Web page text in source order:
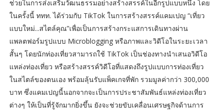
ช่วยในการส่งเสริมวัฒนธรรมอย่างสร้างสรรค์ในอีกรูปแบบหนึ่ง โดย
ในครั้งนี้ ททท. ได้ร่วมกับ TikTok ในการสร้างสรรค์แคมเปญ “เที่ยว
แบบใหม่...สไตล์คุณ”เพื่อเป็นการสร้างกระแสการเดินทางผ่าน
แพลตฟอร์มรูปแบบ Microblogging หรือภาพและวิดีโอในระยะเวลา
สั้นๆ โดยนักท่องเที่ยวสามารถใช้ TikTok เป็นช่องทางนำเสนอวิดีโอ
แหล่งท่องเที่ยว หรือสร้างสรรค์วิดีโอที่แสดงถึงรูปแบบการท่องเที่ยว
ในสไตล์ของตนเอง พร้อมลุ้นรับแพ็คเกจที่พัก รวมมูลค่ากว่า 300,000
บาท ซึ่งแคมเปญนี้นอกจากจะเป็นการประชาสัมพันธ์แหล่งท่องเที่ยว
ต่างๆ ให้เป็นที่รู้จักมากยิ่งขึ้น ยังจะช่วยขับเคลื่อนเศรษฐกิจด้านการ